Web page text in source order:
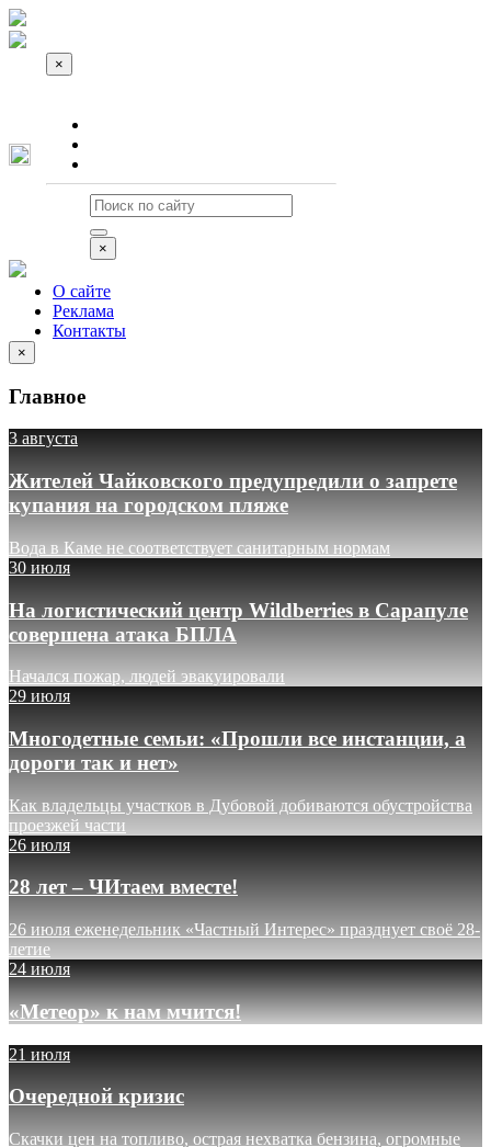
×
×
О сайте
Реклама
Контакты
×
Главное
3 августа
Жителей Чайковского предупредили о запрете
купания на городском пляже
Вода в Каме не соответствует санитарным нормам
30 июля
На логистический центр Wildberries в Сарапуле
совершена атака БПЛА
Начался пожар, людей эвакуировали
29 июля
Многодетные семьи: «Прошли все инстанции, а
дороги так и нет»
Как владельцы участков в Дубовой добиваются обустройства
проезжей части
26 июля
28 лет – ЧИтаем вместе!
26 июля еженедельник «Частный Интерес» празднует своё 28-
летие
24 июля
«Метеор» к нам мчится!
21 июля
Очередной кризис
Скачки цен на топливо, острая нехватка бензина, огромные